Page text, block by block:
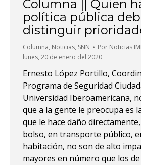
Columna || Quien
política pública
distinguir
Columna, Noticias, SNN Por Noticias
lunes, 20 de enero del 2020
Ernesto López Portillo,
Programa de Seguridad
Universidad Iberoamericana,
que a la gente le preocupa es
que le hace daño
bolso, en transporte público,
habitación, no son de alto
mayores en número que los